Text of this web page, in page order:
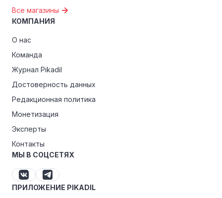
Все магазины
КОМПАНИЯ
О нас
Команда
Журнал Pikadil
Достоверность данных
Редакционная политика
Монетизация
Эксперты
Контакты
МЫ В СОЦСЕТЯХ
ПРИЛОЖЕНИЕ PIKADIL